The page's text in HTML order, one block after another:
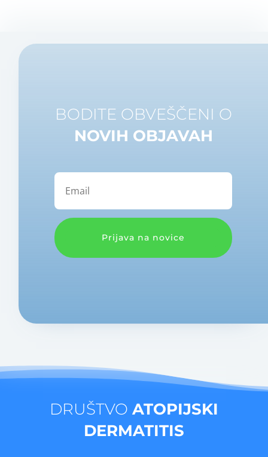
BODITE OBVEŠČENI O
NOVIH OBJAVAH
Prijava na novice
DRUŠTVO ATOPIJSKI
DERMATITIS